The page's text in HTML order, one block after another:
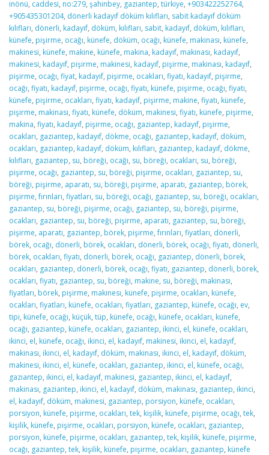
inönü, caddesi, no:279, şahinbey, gaziantep, türkiye, +903422252764,
+905435301204, dönerli kadayıf döküm kılıfları, sabit kadayıf döküm
kılıfları, dönerli, kadayıf, döküm, kılıfları, sabit, kadayıf, döküm, kılıfları,
künefe, pişirme, ocağı, künefe, döküm, ocağı, künefe, makinası, künefe,
makinesi, künefe, makine, künefe, makina, kadayıf, makinası, kadayıf,
makinesi, kadayıf, pişirme, makinesi, kadayıf, pişirme, makinası, kadayıf,
pişirme, ocağı, fiyat, kadayıf, pişirme, ocakları, fiyatı, kadayıf, pişirme,
ocağı, fiyatı, kadayıf, pişirme, ocağı, fiyatı, künefe, pişirme, ocağı, fiyatı,
künefe, pişirme, ocakları, fiyatı, kadayif, pişirme, makine, fiyatı, künefe,
pişirme, makinası, fiyatı, künefe, döküm, makinesi, fiyatı, künefe, pişirme,
makina, fiyatı, kadayıf, pişirme, ocağı, gaziantep, kadayıf, pişirme,
ocakları, gaziantep, kadayıf, dökme, ocağı, gaziantep, kadayıf, döküm,
ocakları, gaziantep, kadayıf, döküm, kılıfları, gaziantep, kadayıf, dökme,
kılıfları, gaziantep, su, böreği, ocağı, su, böreği, ocakları, su, böreği,
pişirme, ocağı, gaziantep, su, böreği, pişirme, ocakları, gaziantep, su,
böreği, pişirme, aparatı, su, böreği, pişirme, aparatı, gaziantep, börek,
pişirme,fırınları, fiyatları, su, böreği, ocağı, gaziantep, su, böreği, ocakları,
gaziantep, su, böreği, pişirme, ocağı, gaziantep, su, böreği, pişirme,
ocakları, gaziantep, su, böreği, pişirme, aparatı, gaziantep, su, böreği,
pişirme, aparatı, gaziantep, börek, pişirme,fırınları, fiyatları, dönerli,
börek, ocağı, dönerli, börek, ocakları, dönerli, börek, ocağı, fiyatı, dönerli,
börek, ocakları, fiyatı, dönerli, börek, ocağı, gaziantep, dönerli, börek,
ocakları, gaziantep, dönerli, börek, ocağı, fiyatı, gaziantep, dönerli, börek,
ocakları, fiyatı, gaziantep, su, böreği, makine, su, böreği, makinası,
fiyatları, börek, pişirme, makinesı, künefe, pişirme, ocakları, künefe,
ocakları, fiyatları, künefe, ocakları, fiyatları, gaziantep, künefe, ocağı, ev,
tipi, künefe, ocağı, küçük, tüp, künefe, ocağı, künefe, ocakları, künefe,
ocağı, gaziantep, künefe, ocakları, gaziantep, ikinci, el, künefe, ocakları,
ikinci, el, künefe, ocağı, ikinci, el, kadayıf, makinesi, ikinci, el, kadayıf,
makinası, ikinci, el, kadayıf, döküm, makinası, ikinci, el, kadayıf, döküm,
makinesi, ikinci, el, künefe, ocakları, gaziantep, ikinci, el, künefe, ocağı,
gaziantep, ikinci, el, kadayıf, makinesi, gaziantep, ikinci, el, kadayıf,
makinası, gaziantep, ikinci, el, kadayıf, döküm, makinası, gaziantep, ikinci,
el, kadayıf, döküm, makinesi, gaziantep, porsiyon, künefe, ocakları,
porsiyon, künefe, pişirme, ocakları, tek, kişilik, künefe, pişirme, ocağı, tek,
kişilik, künefe, pişirme, ocakları, porsiyon, künefe, ocakları, gaziantep,
porsiyon, künefe, pişirme, ocakları, gaziantep, tek, kişilik, künefe, pişirme,
ocağı, gaziantep, tek, kişilik, künefe, pişirme, ocakları, gaziantep, künefe